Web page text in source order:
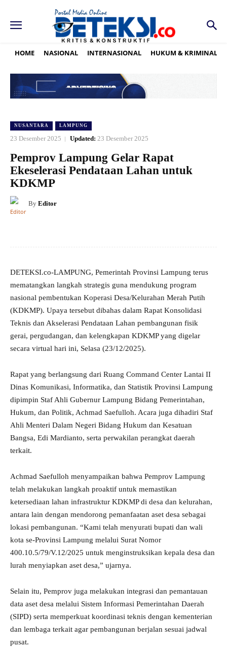
HOME NASIONAL INTERNASIONAL HUKUM & KRIMINAL
NUSANTARA LAMPUNG
23 Desember 2025 Updated: 23 Desember 2025
Pemprov Lampung Gelar Rapat
Ekeselerasi Pendataan Lahan untuk
KDKMP
By Editor
DETEKSI.co-LAMPUNG, Pemerintah Provinsi Lampung terus
mematangkan langkah strategis guna mendukung program
nasional pembentukan Koperasi Desa/Kelurahan Merah Putih
(KDKMP). Upaya tersebut dibahas dalam Rapat Konsolidasi
Teknis dan Akselerasi Pendataan Lahan pembangunan fisik
gerai, pergudangan, dan kelengkapan KDKMP yang digelar
secara virtual hari ini, Selasa (23/12/2025).
Rapat yang berlangsung dari Ruang Command Center Lantai II
Dinas Komunikasi, Informatika, dan Statistik Provinsi Lampung
dipimpin Staf Ahli Gubernur Lampung Bidang Pemerintahan,
Hukum, dan Politik, Achmad Saefulloh. Acara juga dihadiri Staf
Ahli Menteri Dalam Negeri Bidang Hukum dan Kesatuan
Bangsa, Edi Mardianto, serta perwakilan perangkat daerah
terkait.
Achmad Saefulloh menyampaikan bahwa Pemprov Lampung
telah melakukan langkah proaktif untuk memastikan
ketersediaan lahan infrastruktur KDKMP di desa dan kelurahan,
antara lain dengan mendorong pemanfaatan aset desa sebagai
lokasi pembangunan. “Kami telah menyurati bupati dan wali
kota se-Provinsi Lampung melalui Surat Nomor
400.10.5/79/V.12/2025 untuk menginstruksikan kepala desa dan
lurah menyiapkan aset desa,” ujarnya.
Selain itu, Pemprov juga melakukan integrasi dan pemantauan
data aset desa melalui Sistem Informasi Pemerintahan Daerah
(SIPD) serta memperkuat koordinasi teknis dengan kementerian
dan lembaga terkait agar pembangunan berjalan sesuai jadwal
pusat.